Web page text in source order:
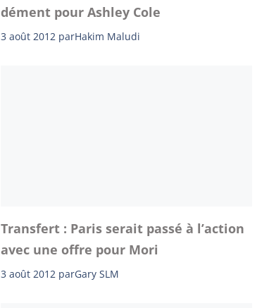
dément pour Ashley Cole
3 août 2012 parHakim Maludi
Transfert : Paris serait passé à l’action
avec une offre pour Mori
3 août 2012 parGary SLM